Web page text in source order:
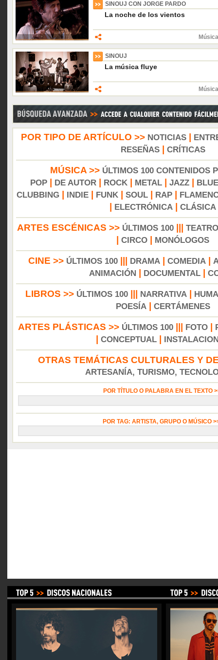
SINOUJ CON JORGE PARDO
La noche de los vientos
SINOUJ
La música fluye
POR TIPO DE ARTÍCULO >> NOTICIAS|
RESEÑAS| CRÍTICAS
MÚSICA >> ÚLTIMOS 100 CONTENIDOS
POP
DE AUTOR ROCK METAL JAZZ
CLUBBING
INDIE FUNK SOUL RAP
ELECTRÓNICA CLÁSICA
ARTES ESCÉNICAS >> ÚLTIMOS 100||| TEATRO
CIRCO MONÓLOGOS
CINE >> ÚLTIMOS 100 DRAMA COMEDIA
ANIMACIÓN
DOCUMENTAL|
LIBROS >> ÚLTIMOS 100 NARRATIVA
POESÍA| CERTÁMENES
ARTES PLÁSTICAS >> ÚLTIMOS 100 FOTO
CONCEPTUAL
OTRAS TEMÁTICAS CULTURALES Y
ARTESANÍA, TURISMO,
POR TÍTULO O PALABRA EN EL TEXTO
POR TAG: ARTISTA, GRUPO O MÚSICO